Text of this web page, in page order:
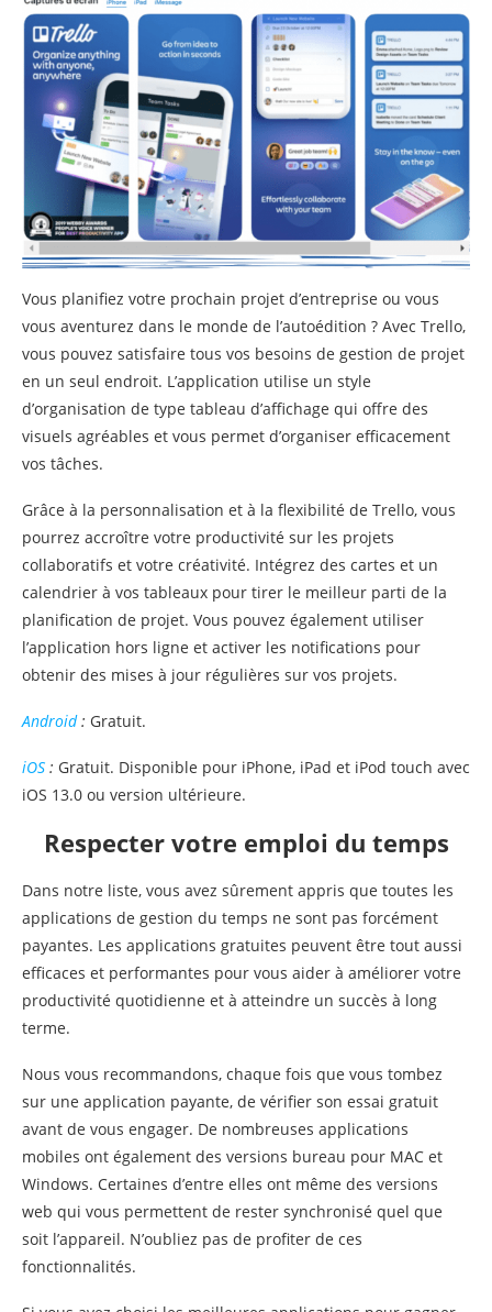
Vous planifiez votre prochain projet d’entreprise ou vous
vous aventurez dans le monde de l’autoédition ? Avec Trello,
vous pouvez satisfaire tous vos besoins de gestion de projet
en un seul endroit. L’application utilise un style
d’organisation de type tableau d’affichage qui offre des
visuels agréables et vous permet d’organiser efficacement
vos tâches.
Grâce à la personnalisation et à la flexibilité de Trello, vous
pourrez accroître votre productivité sur les projets
collaboratifs et votre créativité. Intégrez des cartes et un
calendrier à vos tableaux pour tirer le meilleur parti de la
planification de projet. Vous pouvez également utiliser
l’application hors ligne et activer les notifications pour
obtenir des mises à jour régulières sur vos projets.
Android: Gratuit.
iOS : Gratuit. Disponible pour iPhone, iPad et iPod touch avec
iOS 13.0 ou version ultérieure.
Respecter votre emploi du temps
Dans notre liste, vous avez sûrement appris que toutes les
applications de gestion du temps ne sont pas forcément
payantes. Les applications gratuites peuvent être tout aussi
efficaces et performantes pour vous aider à améliorer votre
productivité quotidienne et à atteindre un succès à long
terme.
Nous vous recommandons, chaque fois que vous tombez
sur une application payante, de vérifier son essai gratuit
avant de vous engager. De nombreuses applications
mobiles ont également des versions bureau pour MAC et
Windows. Certaines d’entre elles ont même des versions
web qui vous permettent de rester synchronisé quel que
soit l’appareil. N’oubliez pas de profiter de ces
fonctionnalités.